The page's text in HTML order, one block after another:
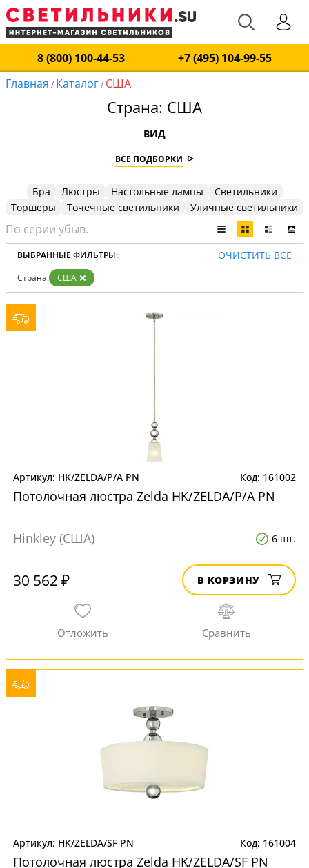
8 (800) 100-44-53
+7 (495) 104-99-55
Главная / Каталог/ США
Страна: США
ВИД
ВСЕ ПОДБОРКИ
Бра Люстры Настольные лампы
Светильники
Торшеры
Точечные светильники Уличные светильники
ВЫБРАННЫЕ ФИЛЬТРЫ: ОЧИСТИТЬ ВСЕ
Страна: США
HK/ZELDA/P/A PN 161002
Потолочная люстра Zelda HK/ZELDA/P/A PN
Hinkley (США) 6 шт.
30 562 ₽ В КОРЗИНУ
HK/ZELDA/SF PN 161004
Потолочная люстра Zelda HK/ZELDA/SF PN